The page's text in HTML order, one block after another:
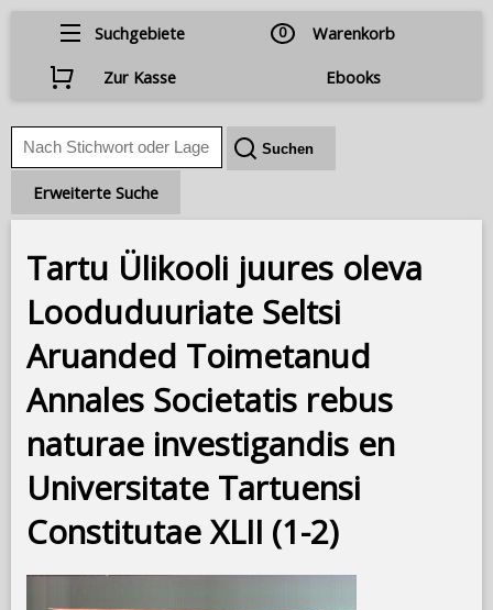
Suchgebiete 0
Warenkorb
Zur Kasse
Ebooks
Erweiterte Suche
Tartu Ülikooli juures oleva
Looduduuriate Seltsi
Aruanded Toimetanud
Annales Societatis rebus
naturae investigandis en
Universitate Tartuensi
Constitutae XLII (1-2)